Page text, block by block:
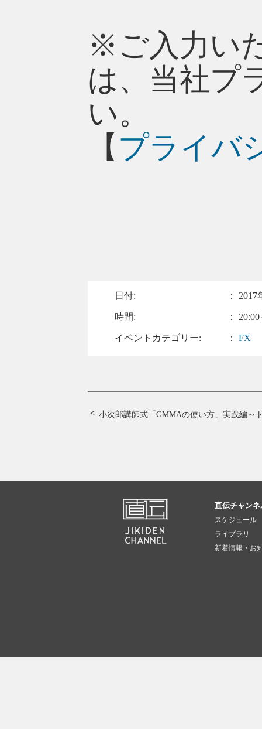
※ご入力い
は、当社プ
い。
【 プライバ
日付: ： 2017
時間: ：
イベントカテゴリー: ：FX
小次郎講師式「GMMAの使い方」実践編 ～
直伝チャン
スケジュール
ライブラリ
新着情報・お